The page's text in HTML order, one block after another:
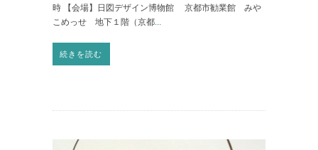
時 【会場】日図デザイン博物館 京都市勧業館 みや
こめっせ 地下１階（京都...
続きを読む